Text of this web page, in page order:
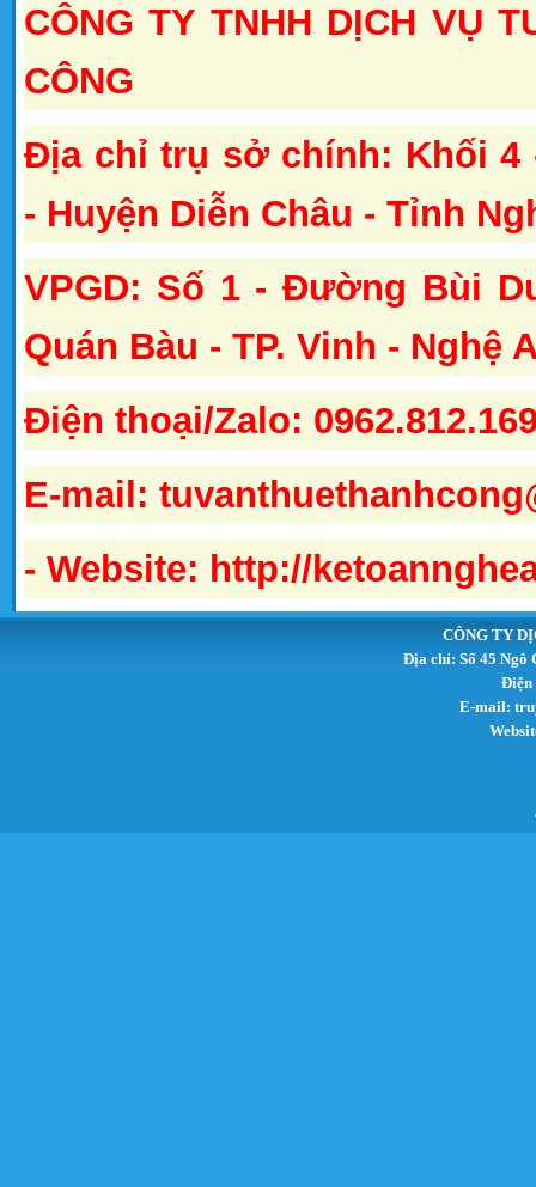
CÔNG TY TNHH DỊCH VỤ
CÔNG
Địa chỉ trụ sở chính: Khối 4
- Huyện Diễn Châu - Tỉnh
VPGD: Số 1 - Đường Bùi
Quán Bàu - TP. Vinh - Nghệ
Điện thoại/Zalo:
E-mail:
- Website: http://
CÔNG TY
Địa chỉ: Số 45 Ngô
Điện
E-mail: